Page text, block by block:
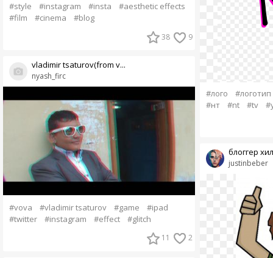
#style #instagram #insta
#aesthetic effects
#film
#cinema #blog
38 9
nyash_firc
vladimir tsaturov(from v...
#vova #vladimir tsaturov #game
#ipad
#twitter
#instagram #effect #glitch
11 2
#лого
#логотип
#нт
#nt #tv
justinbeber
блоггер